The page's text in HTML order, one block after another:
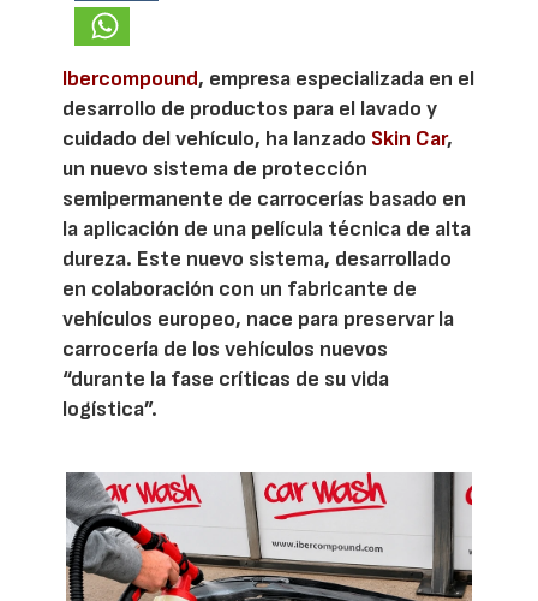
Ibercompound, empresa especializada en el
desarrollo de productos para el lavado y
cuidado del vehículo, ha lanzado Skin Car,
un nuevo sistema de protección
semipermanente de carrocerías basado en
la aplicación de una película técnica de alta
dureza. Este nuevo sistema, desarrollado
en colaboración con un fabricante de
vehículos europeo, nace para preservar la
carrocería de los vehículos nuevos
“durante la fase críticas de su vida
logística”.